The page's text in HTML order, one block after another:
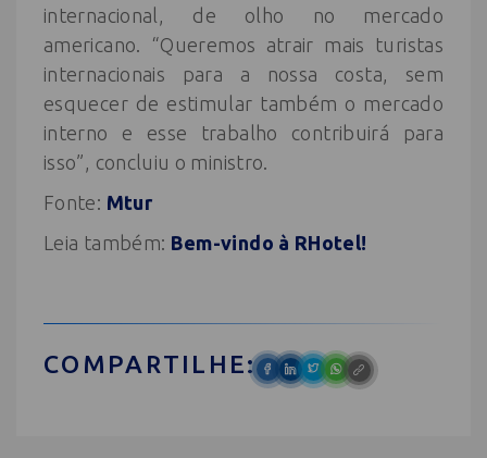
internacional, de olho no mercado
americano. “Queremos atrair mais turistas
internacionais para a nossa costa, sem
esquecer de estimular também o mercado
interno e esse trabalho contribuirá para
isso”, concluiu o ministro.
Fonte: Mtur
Leia também: Bem-vindo à RHotel!
COMPARTILHE: